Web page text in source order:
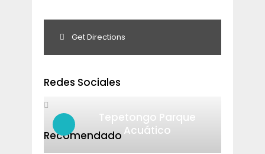
Get Directions
Redes Sociales
Recomendado
Tepetongo Parque
Acuático